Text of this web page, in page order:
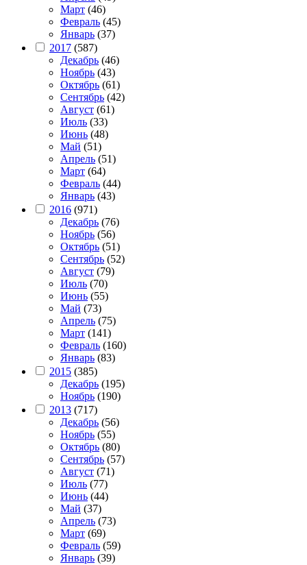
Март (46)
Февраль (45)
Январь (37)
2017 (587)
Декабрь (46)
Ноябрь (43)
Октябрь (61)
Сентябрь (42)
Август (61)
Июль (33)
Июнь (48)
Май (51)
Апрель (51)
Март (64)
Февраль (44)
Январь (43)
2016 (971)
Декабрь (76)
Ноябрь (56)
Октябрь (51)
Сентябрь (52)
Август (79)
Июль (70)
Июнь (55)
Май (73)
Апрель (75)
Март (141)
Февраль (160)
Январь (83)
2015 (385)
Декабрь (195)
Ноябрь (190)
2013 (717)
Декабрь (56)
Ноябрь (55)
Октябрь (80)
Сентябрь (57)
Август (71)
Июль (77)
Июнь (44)
Май (37)
Апрель (73)
Март (69)
Февраль (59)
Январь (39)